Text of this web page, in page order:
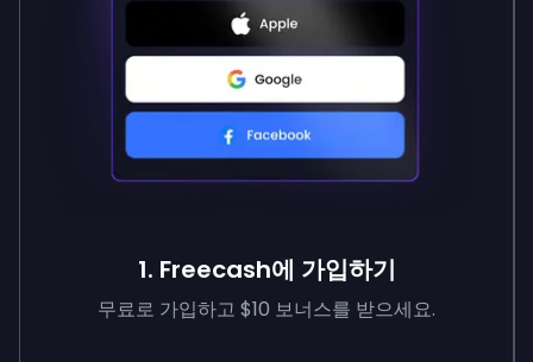
1. Freecash에 가입하기
무료로 가입하고 $10 보너스를 받으세요.